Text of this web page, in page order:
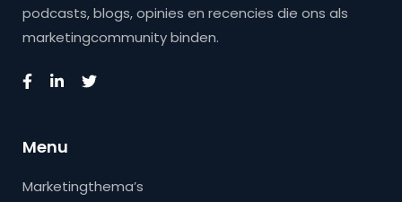
podcasts, blogs, opinies en recencies die ons als
marketingcommunity binden.
Menu
Marketingthema’s